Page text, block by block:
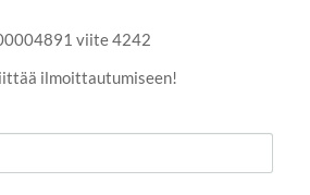
viite 4242
ilmoittautumiseen!